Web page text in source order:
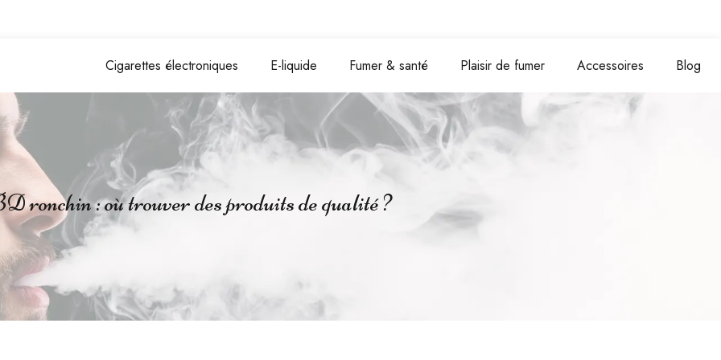
Cigarettes électroniques E-liquide Fumer & santé Plaisir de fumer Accessoires Blog
ronchin : où trouver des produits de qualité ?